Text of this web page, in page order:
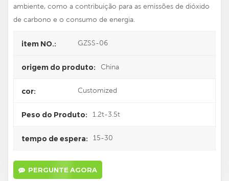
ambiente, como a contribuição para as emissões de dióxido
de carbono e o consumo de energia.
item NO.: GZSS-06
origem do produto: China
cor: Customized
Peso do Produto: 1.2t-3.5t
tempo de espera: 15-30
PERGUNTE AGORA